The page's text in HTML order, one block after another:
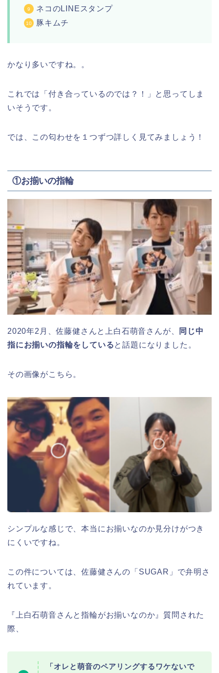
ネコのLINEスタンプ
豚キムチ
かなり多いですね。。
これでは「付き合っているのでは？！」と思ってしま
いそうです。
では、この匂わせを１つずつ詳しく見てみましょう！
①お揃いの指輪
2020年2月、佐藤健さんと上白石萌音さんが、
同じ中
指にお揃いの指輪をしていると話題になりました。
その画像がこちら。
シンプルな感じで、本当にお揃いなのか見分けがつき
にくいですね。
この件については、佐藤健さんの「SUGAR」で弁明さ
れています。
『上白石萌音さんと指輪がお揃いなのか』質問された
際、
「オレと萌音のペアリングするワケないで